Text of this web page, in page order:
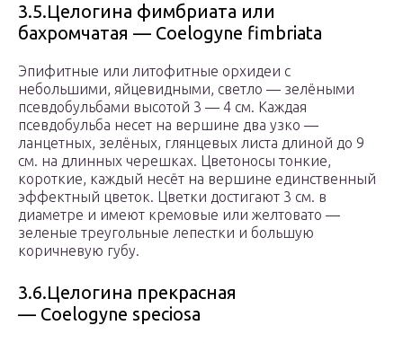
3.5.Целогина фимбриата или
бахромчатая — Coelogyne fimbriata
Эпифитные или литофитные орхидеи с
небольшими, яйцевидными, светло — зелёными
псевдобульбами высотой 3 — 4 см. Каждая
псевдобульба несет на вершине два узко —
ланцетных, зелёных, глянцевых листа длиной до 9
см. на длинных черешках. Цветоносы тонкие,
короткие, каждый несёт на вершине единственный
эффектный цветок. Цветки достигают 3 см. в
диаметре и имеют кремовые или желтовато —
зеленые треугольные лепестки и большую
коричневую губу.
3.6.Целогина прекрасная
— Coelogyne speciosa